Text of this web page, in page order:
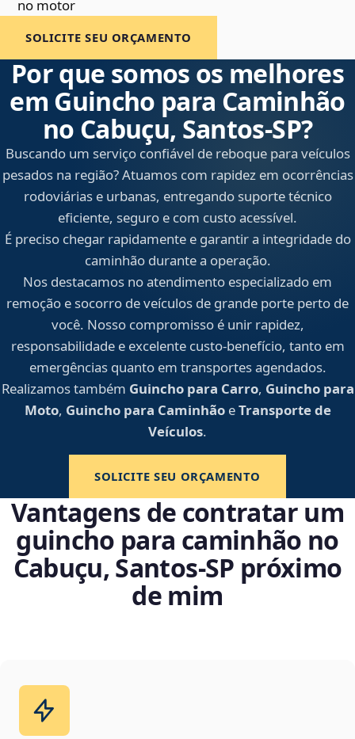
no motor
SOLICITE SEU ORÇAMENTO
Por que somos os melhores
em Guincho para Caminhão
no Cabuçu, Santos‑SP?
Buscando um serviço confiável de reboque para veículos
pesados na região? Atuamos com rapidez em ocorrências
rodoviárias e urbanas, entregando suporte técnico
eficiente, seguro e com custo acessível.
É preciso chegar rapidamente e garantir a integridade do
caminhão durante a operação.
Nos destacamos no atendimento especializado em
remoção e socorro de veículos de grande porte perto de
você. Nosso compromisso é unir rapidez,
responsabilidade e excelente custo-benefício, tanto em
emergências quanto em transportes agendados.
Realizamos também Guincho para Carro, Guincho para
Moto, Guincho para CaminhãoeTransporte de
Veículos.
SOLICITE SEU ORÇAMENTO
Vantagens de contratar um
guincho para caminhão no
Cabuçu, Santos‑SP próximo
de mim